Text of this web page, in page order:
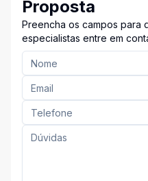
Proposta
Preencha os campos para
especialistas entre em